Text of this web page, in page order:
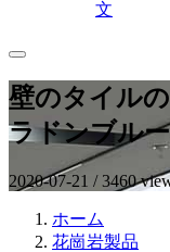
文
壁のタイル
ラドンブル
2020-07-21 / 3460
ホーム
花崗岩製品